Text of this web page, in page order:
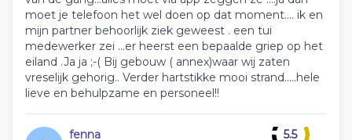
moet je telefoon het wel doen op dat moment.... ik en
mijn partner behoorlijk ziek geweest . een tui
medewerker zei ...er heerst een bepaalde griep op het
eiland .Ja ja ;-( Bij gebouw ( annex)waar wij zaten
vreselijk gehorig.. Verder hartstikke mooi strand.....hele
lieve en behulpzame en personeel!!
fenna
5.5